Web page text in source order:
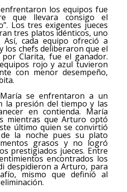
los equipos fue
que llevara consigo el
Los tres exigentes jueces
tres platos idénticos, uno
cada equipo ofreció a
los chefs deliberaron que el
Clarita, fue el ganador.
rojo y azul tuvieron
con menor desempeño,
se enfrentaron a un
la presión del tiempo y las
en contienda. María
mientras que Arturo optó
último quien se convirtió
la noche pues su plato
grasos y no logró
prestigiados jueces. Entre
encontrados los
despidieron a Arturo, para
mismo que definió al